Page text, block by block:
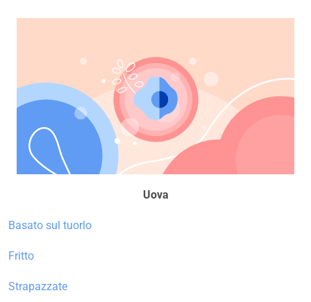
Uova
Basato sul tuorlo
Fritto
Strapazzate